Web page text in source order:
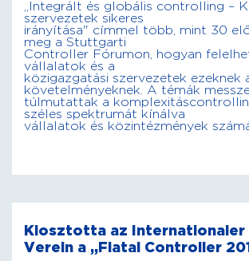
„Integrált és globális controlling –
szervezetek sikeres
irányítása" címmel több, mint 30
meg a Stuttgarti
Controller Fórumon, hogyan
vállalatok és a
közigazgatási szervezetek ezeknek
követelményeknek. A témák
túlmutattak a
széles spektrumát kínálva
vállalatok és közintézmények
Kiosztotta az
Verein a „Fiatal Controller